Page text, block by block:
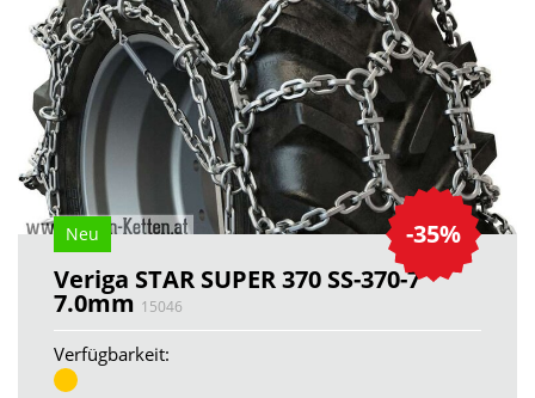
-35%
Neu
Veriga STAR SUPER 370 SS-370-7
7.0mm 15046
Verfügbarkeit: